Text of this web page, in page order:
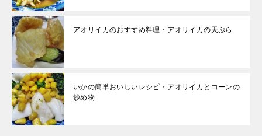
アオリイカのおすすめ料理・アオリイカの天ぷら
いかの簡単おいしいレシピ・アオリイカとコーンの
炒め物